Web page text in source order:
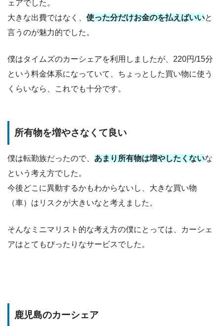
ェアでした。
大きな出費ではなく、 使った分だけお金のを払えばいいと
言うのが魅力的でした。
僕はタイムズのカーシェアを利用しましたが、220円/15分
という料金体系になっていて、ちょっとした買い物に使う
くらいなら、これでも十分です。
所有物を増やさなくて良い
僕は転勤族だったので、 あまり所有物は増やしたくないな
という考え方でした。
今後どこに異動するかもわからないし、大きな買い物
（車）はリスクが大きいなと考えました。
そんなミニマリスト的な考え方の僕にとっては、カーシェ
アはとてもぴったりなサービスでした。
鹿児島のカーシェア